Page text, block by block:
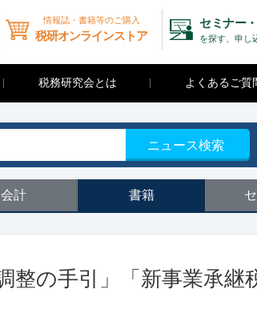
情報誌・書籍等のご購入
税研オンラインストア
セミナー
を探す、申し
税務研究会とは よくあるご質
ニュース検索
会計 書籍
整の手引」「新事業承継